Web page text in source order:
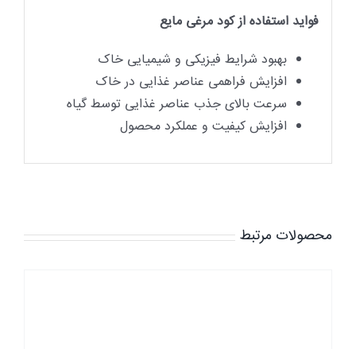
فواید استفاده از کود مرغی مایع
بهبود شرایط فیزیکی و شیمیایی خاک
افزایش فراهمی عناصر غذایی در خاک
سرعت بالای جذب عناصر غذایی توسط گیاه
افزایش کیفیت و عملکرد محصول
محصولات مرتبط